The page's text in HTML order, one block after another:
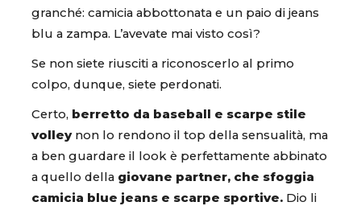
granché: camicia abbottonata e un paio di jeans
blu a zampa. L’avevate mai visto così?
Se non siete riusciti a riconoscerlo al primo
colpo, dunque, siete perdonati.
Certo, berretto da baseball e scarpe stile
volleynon lo rendono il top della sensualità, ma
a ben guardare il look è perfettamente abbinato
a quello della giovane partner, che sfoggia
camicia blue jeans e scarpe sportive. Dio li